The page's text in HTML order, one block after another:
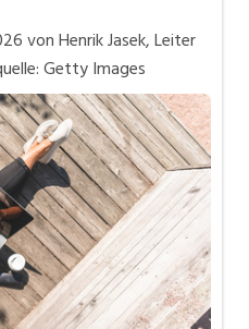
von Henrik Jasek, Leiter
Getty Images